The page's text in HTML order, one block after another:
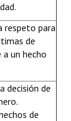
respeto para
de
a un hecho
decisión de
de